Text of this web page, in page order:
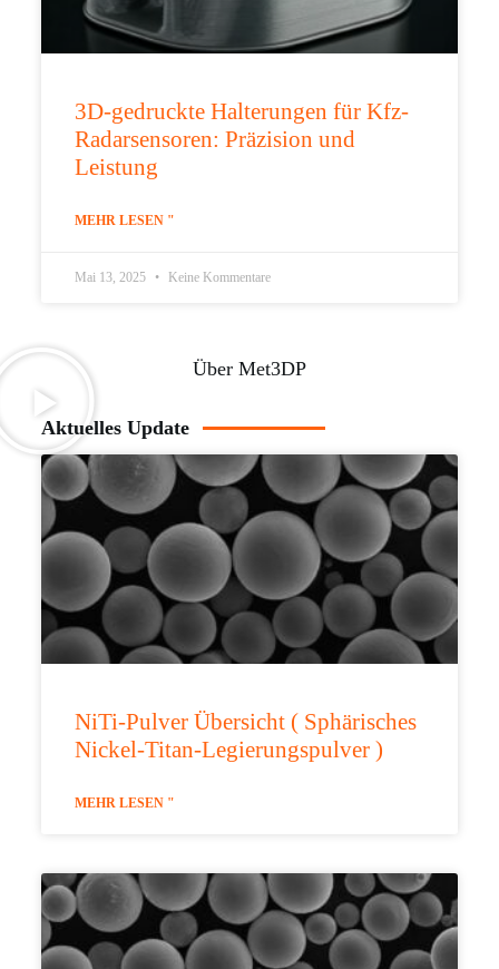
3D-gedruckte Halterungen für Kfz-
Radarsensoren: Präzision und
Leistung
MEHR LESEN "
Mai 13, 2025 Keine Kommentare
Über Met3DP
Aktuelles Update
NiTi-Pulver Übersicht ( Sphärisches
Nickel-Titan-Legierungspulver )
MEHR LESEN "